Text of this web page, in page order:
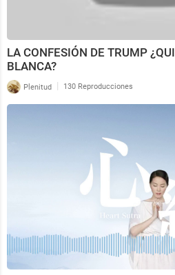
LA CONFESIÓN DE TRUMP
BLANCA?
Plenitud | 130 Reproducciones